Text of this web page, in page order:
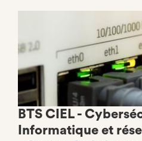
BTS CIEL -
Informatique et